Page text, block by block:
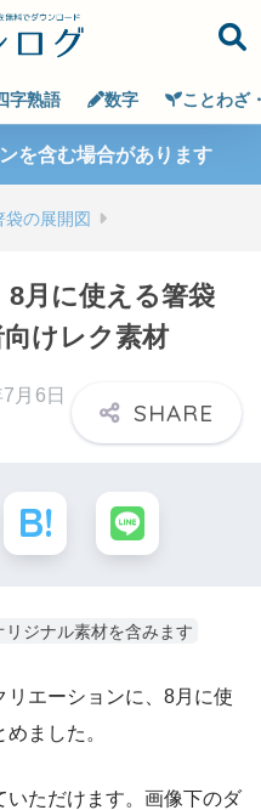
字熟語 数字 ことわざ
を含む場合があります
袋の展開図
8月に使える箸袋
けレク素材
月6日
ジナル素材を含みます
エーションに、8月に使
ました。
ただけます。画像下のダ